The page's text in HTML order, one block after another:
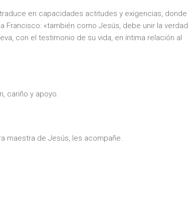
en capacidades actitudes y exigencias, donde
«también como Jesús, debe unir la verdad
con el testimonio de su vida, en íntima relación al
cariño y apoyo.
maestra de Jesús, les acompañe.